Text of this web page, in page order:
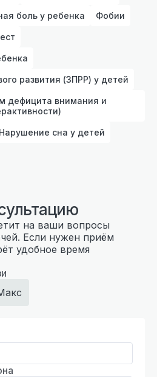
боль у ребенка Фобии
развития (ЗПРР) у детей
дефицита внимания и
Нарушение сна у детей
на ваши вопросы
Если нужен приём
удобное время